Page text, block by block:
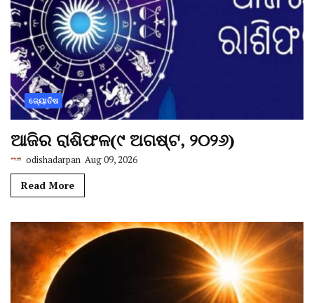
ଜ୍ୟୋତିଷ
ଆଜିର ରାଶିଫଳ(୯ ଅଗଷ୍ଟ, ୨୦୨୬)
odishadarpan Aug 09, 2026
Read More